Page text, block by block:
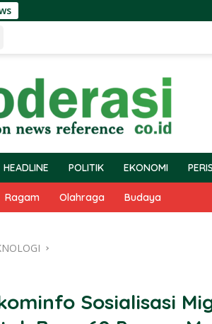
HEADLINE POLITIK EKONOMI
Ragam Olahraga Budaya
Sosialisasi